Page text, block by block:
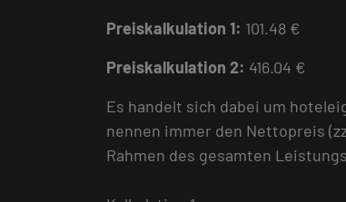
Preiskalkulation 1: 101.48 €
Preiskalkulation 2: 416.04 €
Es handelt sich dabei um
nennen immer den Nettopreis
Rahmen des gesamten